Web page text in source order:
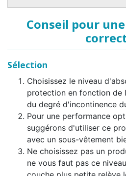
Conseil pour
Sélection
Choisissez le niveau
protection en fonction de
du degré d'incontinence
Pour une performance
suggérons d'utiliser ce
avec un sous-vêtement
Ne choisissez pas un
ne vous faut pas ce